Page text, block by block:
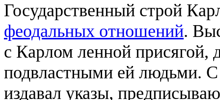
Государственный строй
феодальных отношений.
с Карлом ленной присягой,
подвластными ей людьми.
издавал указы,